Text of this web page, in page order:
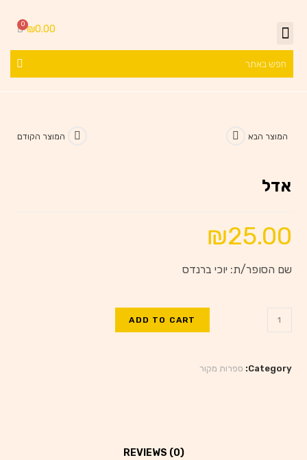
₪0.00
המוצר הקודם המוצר הבא
אדל
₪25.00
שם הסופר/ת: יוכי ברנדס
ADD TO CART
Category: ספרות מקור
REVIEWS (0)